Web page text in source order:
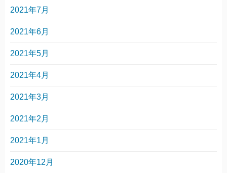
2021年7月
2021年6月
2021年5月
2021年4月
2021年3月
2021年2月
2021年1月
2020年12月